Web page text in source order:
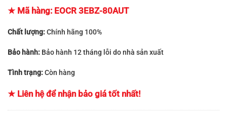
★ Mã hàng: EOCR 3EBZ-80AUT
Chất lượng:Chính hãng 100%
Bảo hành: Bảo hành 12 tháng lỗi do nhà sản xuất
Tình trạng:Còn hàng
★ Liên hệ để nhận bảo giá tốt nhất!